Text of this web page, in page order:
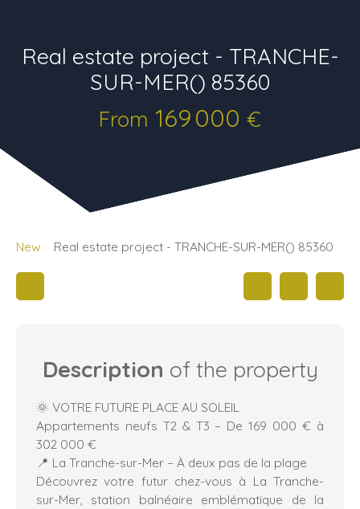
Real estate project - TRANCHE-
SUR-MER() 85360
From 169 000 €
New Real estate project - TRANCHE-SUR-MER() 85360
Description of the property
🌞 VOTRE FUTURE PLACE AU SOLEIL
Appartements neufs T2 & T3 – De 169 000 € à
302 000 €
📍 La Tranche-sur-Mer – À deux pas de la plage
Découvrez votre futur chez-vous à La Tranche-
sur-Mer, station balnéaire emblématique de la